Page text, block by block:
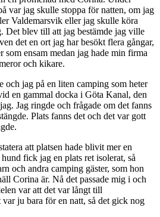
var jag skulle stoppa för natten, om jag
Valdemarsvik eller jag skulle köra
Det blev till att jag bestämde jag ville
det en ort jag har besökt flera gångar,
som ensam medan jag hade min firma
och kikare.
och jag på en liten camping som heter
en gammal docka i Göta Kanal, den
Jag ringde och frågade om det fanns
Plats fanns det och det var gott
att platsen hade blivit mer en
fick jag en plats ret isolerat, så
och andra camping gäster, som hon
Corina är. Nå det passade mig i och
var att det var långt till
ju bara för en natt, så det gick nog